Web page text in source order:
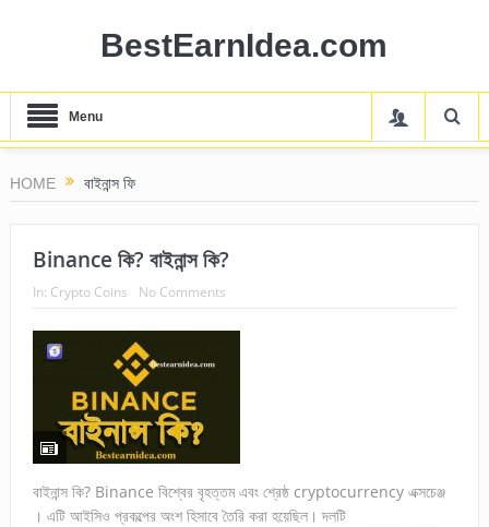
BestEarnIdea.com
Menu
HOME বাইনান্স ফি
Binance কি? বাইনান্স কি?
In: Crypto Coins No Comments
বাইনান্স কি? Binance বিশ্বের বৃহত্তম এবং শ্রেষ্ঠ cryptocurrency এক্সচেঞ্জ
। এটি আইসিও প্রকল্পের অংশ হিসাবে তৈরি করা হয়েছিল। দলটি